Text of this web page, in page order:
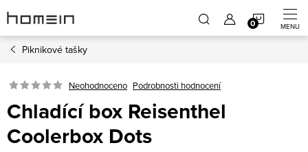
na
obsah
Piknikové tašky
Neohodnoceno Podrobnosti hodnocení
Chladící box Reisenthel
Coolerbox Dots